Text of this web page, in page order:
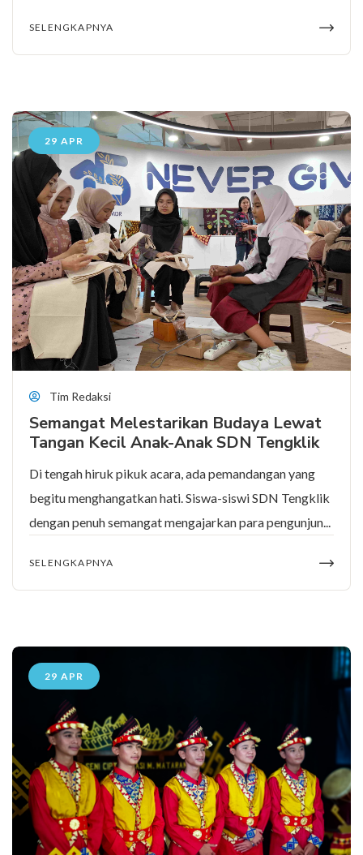
SELENGKAPNYA
29 APR
Tim Redaksi
Semangat Melestarikan Budaya Lewat
Tangan Kecil Anak-Anak SDN Tengklik
Di tengah hiruk pikuk acara, ada pemandangan yang
begitu menghangatkan hati. Siswa-siswi SDN Tengklik
dengan penuh semangat mengajarkan para pengunjun...
SELENGKAPNYA
29 APR